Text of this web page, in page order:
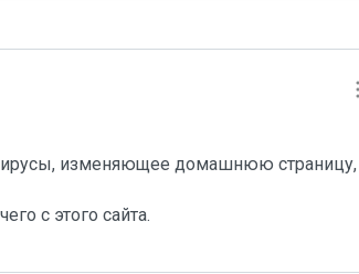
изменяющее домашнюю страницу,
с этого сайта.